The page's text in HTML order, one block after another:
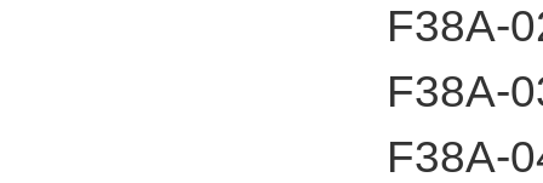
F38A-
F38A-
F38A-